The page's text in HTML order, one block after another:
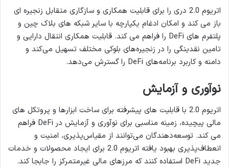
اتریوم 2.0 دری را برای قابلیت همکاری و سازگاری متقابل زنجیره ای
باز می کند و امکان ادغام یکپارچه با سایر شبکه های بلاک چین و
پلتفرم های DeFi را فراهم می کند. قابلیت همکاری انتقال دارایی و
تامین نقدینگی را در زنجیره‌های بلوکی مختلف تسهیل می‌کند و
دامنه و کاربرد برنامه‌های DeFi را گسترش می‌دهد.
نوآوری و آزمایش
اتریوم 2.0 با قابلیت های پیشرفته برای ساخت ابزارها و پروتکل های
مالی پیچیده، زمینه مناسبی برای نوآوری و آزمایش در DeFi فراهم
می کند. توسعه‌دهندگان می‌توانند از مقیاس‌پذیری، امنیت و
انعطاف‌پذیری بهبود یافته اتریوم 2.0 برای ایجاد محصولات و خدمات
جدید DeFi استفاده کنند که مرزهای مالی غیرمتمرکز را جابجا کند.